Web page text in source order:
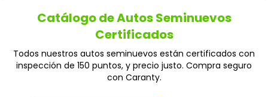
Catálogo de Autos Seminuevos
Certificados
Todos nuestros autos seminuevos están certificados con
inspección de 150 puntos, y precio justo. Compra seguro
con Caranty.